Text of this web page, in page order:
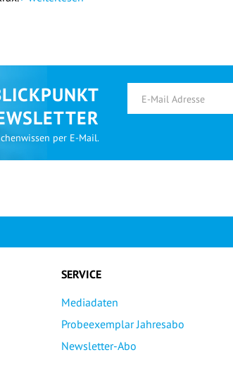
per E-Mail.
SERVICE
Mediadaten
Probeexemplar Jahresabo
Newsletter-Abo